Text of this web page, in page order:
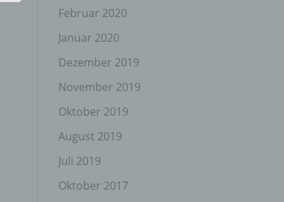
Februar 2020
Januar 2020
Dezember 2019
November 2019
Oktober 2019
August 2019
Juli 2019
Oktober 2017